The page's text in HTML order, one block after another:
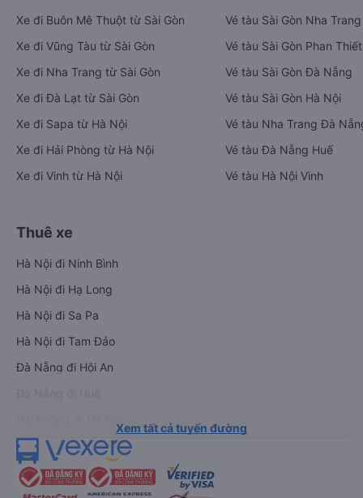
Xe đi Buôn Mê Thuột từ Sài Gòn
Xe đi Vũng Tàu từ Sài Gòn
Xe đi Nha Trang từ Sài Gòn
Xe đi Đà Lạt từ Sài Gòn
Xe đi Sapa từ Hà Nội
Xe đi Hải Phòng từ Hà Nội
Xe đi Vinh từ Hà Nội
Vé tàu Sài Gòn Nha Trang
Vé tàu Sài Gòn Phan Thiết
Vé tàu Sài Gòn Đà Nẵng
Vé tàu Sài Gòn Hà Nội
Vé tàu Nha Trang Đà
Vé tàu Đà Nẵng Huế
Vé tàu Hà Nội Vinh
Thuê xe
Hà Nội đi Ninh Bình
Hà Nội đi Hạ Long
Hà Nội đi Sa Pa
Hà Nội đi Tam Đảo
Đà Nẵng đi Hội An
Xem tất cả tuyến đường